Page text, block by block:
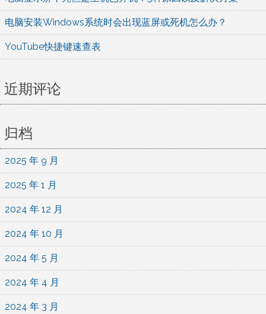
电脑安装Windows系统时会出现蓝屏或死机怎么办？
YouTube快捷键速查表
近期评论
归档
2025 年 9 月
2025 年 1 月
2024 年 12 月
2024 年 10 月
2024 年 5 月
2024 年 4 月
2024 年 3 月